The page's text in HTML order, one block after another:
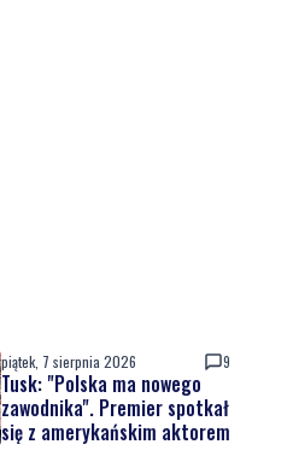
piątek, 7 sierpnia 2026 9
Tusk: "Polska ma nowego
zawodnika". Premier spotkał
się z amerykańskim aktorem